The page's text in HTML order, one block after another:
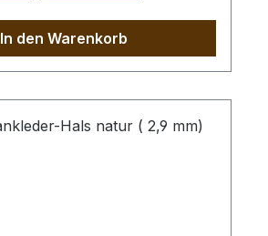
In den Warenkorb